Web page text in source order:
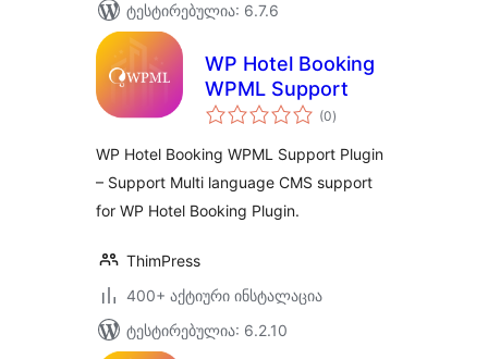
ტესტირებულია: 6.7.6
WP Hotel Booking
WPML Support
(0საერთო
რეიტინგი
)
WP Hotel Booking WPML Support Plugin
– Support Multi language CMS support
for WP Hotel Booking Plugin.
ThimPress
400+ აქტიური ინსტალაცია
ტესტირებულია: 6.2.10